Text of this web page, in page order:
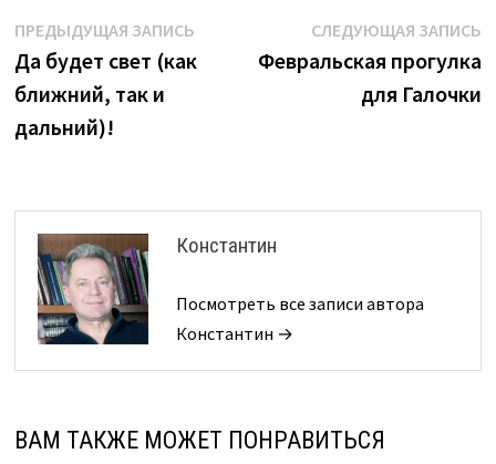
Навигация
по
записям
ПРЕДЫДУЩАЯ ЗАПИСЬПредыдущая
запись:
Да будет свет (как
ближний, так и
дальний)!
СЛЕДУЮЩАЯ ЗАПИСЬ
Февральская прогулка
для Галочки
Константин
Посмотреть все записи автора
Константин →
ВАМ ТАКЖЕ МОЖЕТ ПОНРАВИТЬСЯ